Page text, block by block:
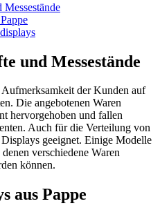
und Messestände
der Kunden auf
Die angebotenen Waren
hervorgehoben und fallen
Auch für die Verteilung von
geeignet. Einige Modelle
verschiedene Waren
können.
aus Pappe